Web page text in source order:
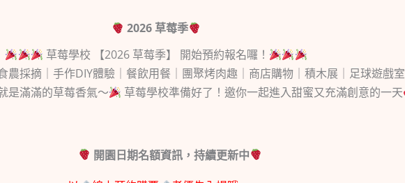
2026 草莓季
草莓學校 【2026 草莓季】 開始預約報名囉！
農採摘｜手作DIY體驗｜餐飲用餐｜團聚烤肉趣｜商店購物｜積木展｜足球遊戲室
是滿滿的草莓香氣～
草莓學校準備好了！邀你一起進入甜蜜又充滿創意的一天
開園日期名額資訊，持續更新中